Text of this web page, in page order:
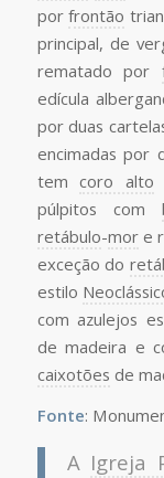
porfrontão
principal, de
rematado por
edícula
por duas
encimadas por
temcoro alto
púlpitos com
retábulo-more
exceção do
estilo
com azulejos
de madeira e
caixotões de
Fonte:
A Igreja